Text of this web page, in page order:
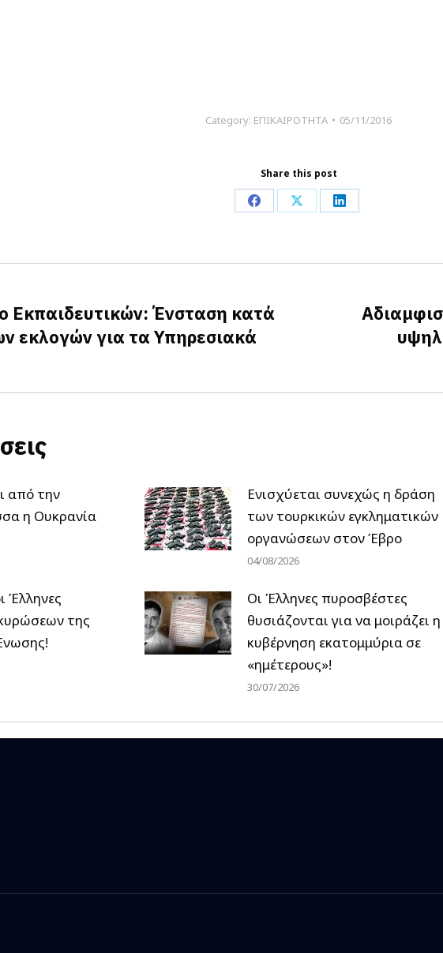
Category: ΕΠΙΚΑΙΡΟΤΗΤΑ 05/11/2016
Share this post
Share
Facebook
Share
X
Share
LinkedIn
Εκπαιδευτικών: Ένσταση κατά
εκλογών για τα Υπηρεσιακά
από την
η Ουκρανία
Ενισχύεται συνεχώς η δράση
των τουρκικών εγκληματικών
οργανώσεων στον Έβρο
04/08/2026
Έλληνες
της
Οι Έλληνες πυροσβέστες
θυσιάζονται για να μοιράζει η
κυβέρνηση εκατομμύρια σε
«ημέτερους»!
30/07/2026